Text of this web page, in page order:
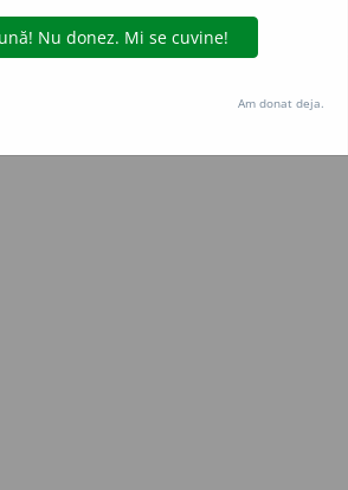
2026 dexonline (https://dexonline.ro)
prin orice metode de extragere automată
seturilor de date oferite oficial spre utilizare
Hosterion
Am donat deja.